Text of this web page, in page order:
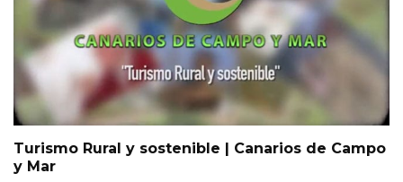
Turismo Rural y sostenible | Canarios de Campo
y Mar